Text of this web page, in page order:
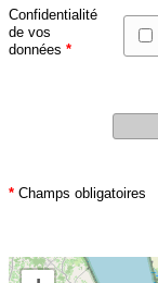
Confidentialité
de vos
données *
* Champs obligatoires